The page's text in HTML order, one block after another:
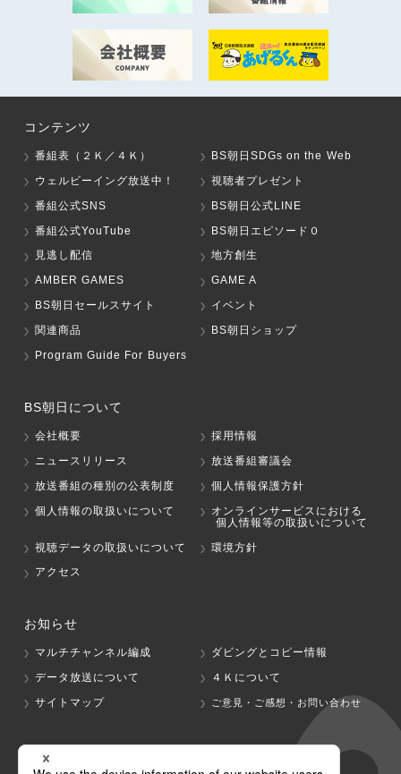
コンテンツ
番組表（２Ｋ／４Ｋ）
BS朝日SDGs on the Web
ウェルビーイング放送中！
視聴者プレゼント
番組公式SNS
BS朝日公式LINE
番組公式YouTube
BS朝日エピソード０
見逃し配信
地方創生
AMBER GAMES
GAME A
BS朝日セールスサイト
イベント
関連商品
BS朝日ショップ
Program Guide For Buyers
BS朝日について
会社概要
採用情報
ニュースリリース
放送番組審議会
放送番組の種別の公表制度
個人情報保護方針
個人情報の取扱いについて
オンラインサービスにおける
個人情報等の取扱いについて
視聴データの取扱いについて
環境方針
アクセス
お知らせ
マルチチャンネル編成
ダビングとコピー情報
データ放送について
４Ｋについて
サイトマップ
ご意見・ご感想・お問い合わせ
グループ会社